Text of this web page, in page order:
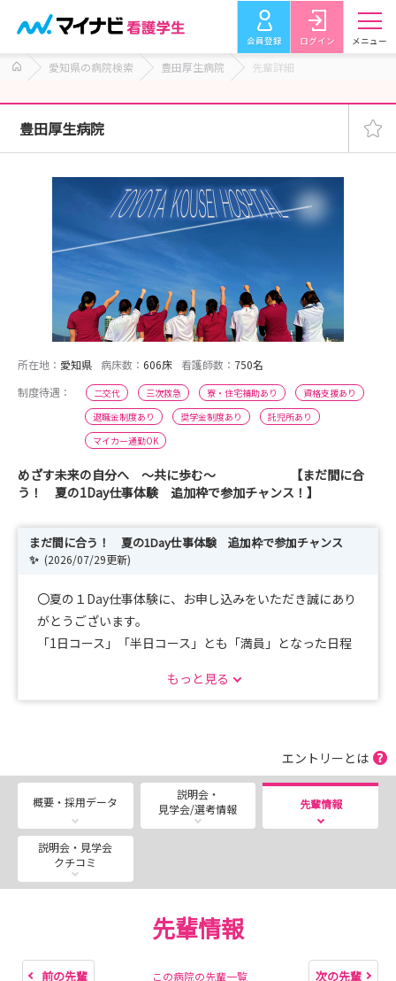
会員登録 ログイン メニュー
愛知県の病院検索 豊田厚生病院 先輩詳細
豊田厚生病院
所在地： 愛知県 病床数： 606床 看護師数： 750名
制度待遇：
二交代 三次救急 寮・住宅補助あり
資格支援あり
退職金制度あり
奨学金制度あり
託児所あり
マイカー通勤OK
めざす未来の自分へ ～共に歩む～ 【まだ間に合
う！ 夏の1Day仕事体験 追加枠で参加チャンス！】
まだ間に合う！ 夏の1Day仕事体験 追加枠で参加チャンス
✨ (2026/07/29更新)
〇夏の１Day仕事体験に、お申し込みをいただき誠にあり
がとうございます。
「1日コース」「半日コース」とも「満員」となった日程
【新設】～病院説明会コース（午前）～ 豊田厚生病院を
もっと知りたい方へ 新コース登場！
１Day仕事体験 半日コース（午後）と合わせて参加で
きます。皆さんの応募をお待ちしています✨
〇「2分でわかる新人研修」の動画を新しく公開しまし
た。是非見てくださいね！
もっと見る
エントリーとは
概要・採用データ
説明会・
見学会/選考情報
先輩情報
説明会・見学会
クチコミ
先輩情報
前の先輩 この病院の先輩一覧 次の先輩